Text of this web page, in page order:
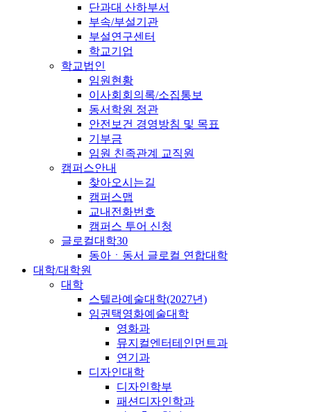
단과대 산하부서
부속/부설기관
부설연구센터
학교기업
학교법인
임원현황
이사회회의록/소집통보
동서학원 정관
안전보건 경영방침 및 목표
기부금
임원 친족관계 교직원
캠퍼스안내
찾아오시는길
캠퍼스맵
교내전화번호
캠퍼스 투어 신청
글로컬대학30
동아ㆍ동서 글로컬 연합대학
대학/대학원
대학
스텔라예술대학(2027년)
임권택영화예술대학
영화과
뮤지컬엔터테인먼트과
연기과
디자인대학
디자인학부
패션디자인학과